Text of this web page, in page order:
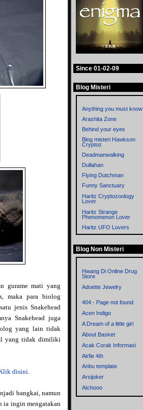
gurame mati yang
maka para biolog
jenis Snakehead
Snakehead juga
yang lain tidak
yang tidak dimiliki
Klik disini.
bangkai, namun
ia ingin mengatakan
Since 01-02-09
Blog Misteri
Anything you must know
Arashita Zone
Behind your eyes
Blog misteri Hawkson
Cryptoz
Deadmanwalking
Dullahan
Flying Dutchman
Funny Sanctuary
Haritz Cryptozoology
Lover
Haritz Strange
Phenomenon Lover
Haritz UFO Lovers
Left Thinkers
Memories
Metronom
Mystery of the World
Rensen Blog
Sisi Lain
Blog Non Misteri
Hwang Di Online Drug
Store
Adoette Jewelry
404 - Page not found
Acen Indigo
A Dream of a little girl
About Basket
Acak Corak Informasi
Airfie 4th
Anbu template
Arsijoker
Atchooo
Bahrul Ulum Dot Com